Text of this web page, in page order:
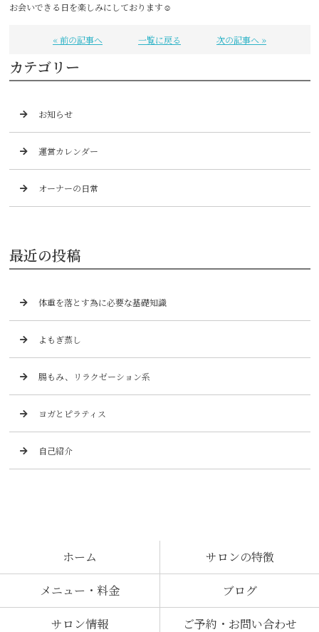
お会いできる日を楽しみにしております☺️
« 前の記事へ 一覧に戻る 次の記事へ »
カテゴリー
お知らせ
運営カレンダー
オーナーの日常
最近の投稿
体重を落とす為に必要な基礎知識
よもぎ蒸し
腸もみ、リラクゼーション系
ヨガとピラティス
自己紹介
ホーム サロンの特徴
メニュー・料金 ブログ
サロン情報 ご予約・お問い合わせ